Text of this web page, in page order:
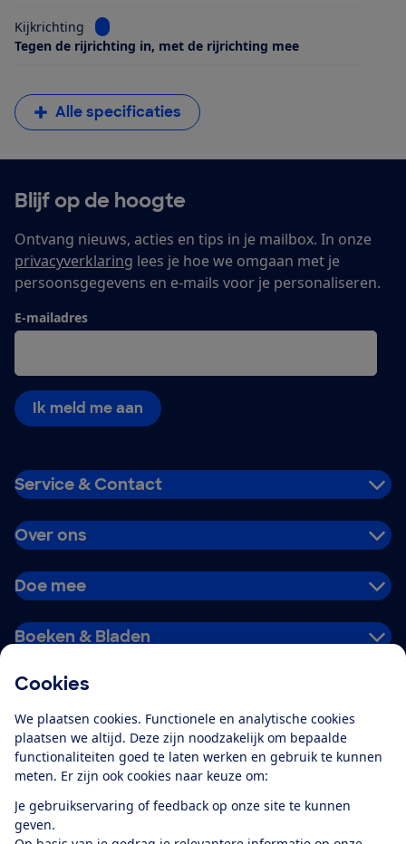
Cookies
We plaatsen cookies. Functionele en analytische cookies
plaatsen we altijd. Deze zijn noodzakelijk om bepaalde
functionaliteiten goed te laten werken en gebruik te kunnen
meten. Er zijn ook cookies naar keuze om:
Je gebruikservaring of feedback op onze site te kunnen
geven.
Kijkrichting
Bekijk informatie voor Kijkrichting
Tegen de rijrichting in, met de rijrichting mee
Alle specificaties
Blijf op de hoogte
Ontvang nieuws, acties en tips in je mailbox. In onze
privacyverklaring lees je hoe we omgaan met je
persoonsgegevens en e-mails voor je personaliseren.
E-mailadres
Ik meld me aan
Service & Contact
Over ons
Doe mee
Boeken & Bladen
Alles over de
app